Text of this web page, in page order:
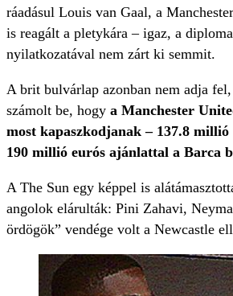
ráadásul Louis van Gaal, a
is reagált a pletykára – igaz, a
nyilatkozatával nem zárt ki semmit.
A brit bulvárlap azonban nem adja
számolt be, hogy a Manchester
most kapaszkodjanak – 137.8 millió
190 millió eurós ajánlattal a Barca
A The Sun egy képpel is
angolok elárulták: Pini Zahavi,
ördögök” vendége volt a Newcastle